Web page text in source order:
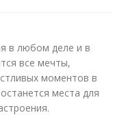
в любом деле и в
все мечты,
моментов в
места для